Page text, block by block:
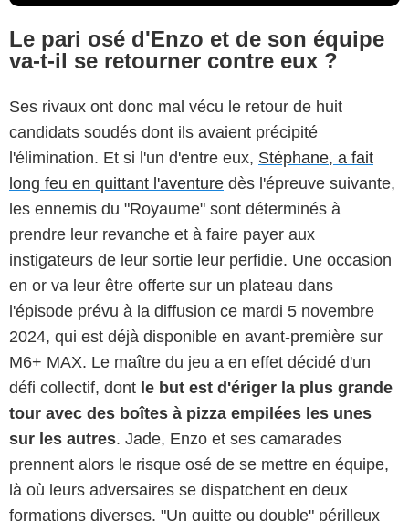
Le pari osé d'Enzo et de son équipe
va-t-il se retourner contre eux ?
Ses rivaux ont donc mal vécu le retour de huit
candidats soudés dont ils avaient précipité
l'élimination. Et si l'un d'entre eux, Stéphane, a fait
long feu en quittant l'aventure dès l'épreuve suivante,
les ennemis du "Royaume" sont déterminés à
prendre leur revanche et à faire payer aux
instigateurs de leur sortie leur perfidie. Une occasion
en or va leur être offerte sur un plateau dans
l'épisode prévu à la diffusion ce mardi 5 novembre
2024, qui est déjà disponible en avant-première sur
M6+ MAX. Le maître du jeu a en effet décidé d'un
défi collectif, dont le but est d'ériger la plus grande
tour avec des boîtes à pizza empilées les unes
sur les autres. Jade, Enzo et ses camarades
prennent alors le risque osé de se mettre en équipe,
là où leurs adversaires se dispatchent en deux
formations diverses. "Un quitte ou double" périlleux